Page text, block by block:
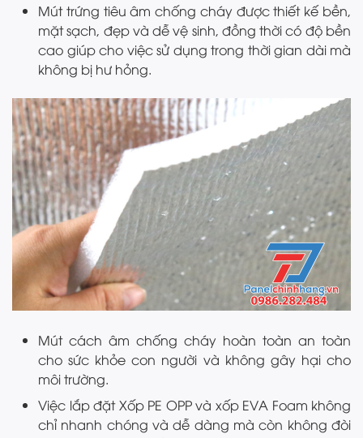
Mút trứng tiêu âm chống cháy được thiết kế bền,
mặt sạch, đẹp và dễ vệ sinh, đồng thời có độ bền
cao giúp cho việc sử dụng trong thời gian dài mà
không bị hư hỏng.
Mút cách âm chống cháy hoàn toàn an toàn
cho sức khỏe con người và không gây hại cho
môi trường.
Việc lắp đặt Xốp PE OPP và xốp EVA Foam không
chỉ nhanh chóng và dễ dàng mà còn không đòi